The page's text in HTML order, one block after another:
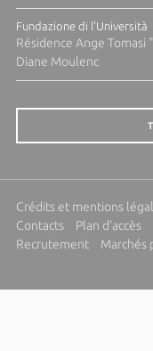
Fundazione di l'Università
Résidence Ange
Diane Moulenc
Crédits et mentions
Contacts
Plan d'accès
Recrutement
Marchés